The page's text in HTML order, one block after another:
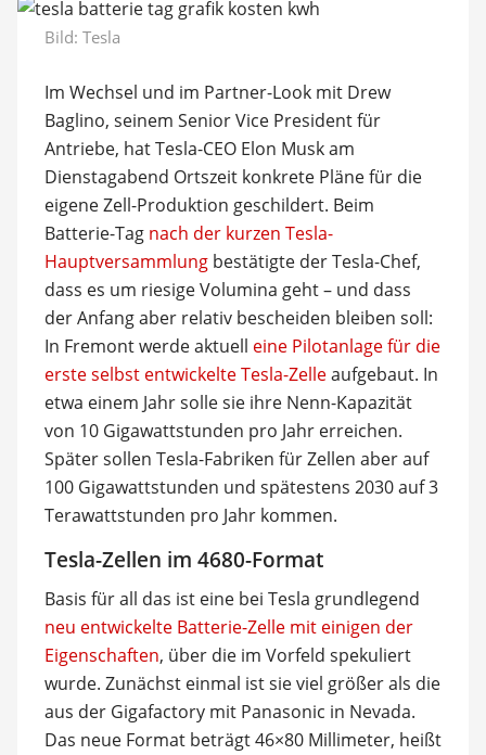
Bild: Tesla
Im Wechsel und im Partner-Look mit Drew
Baglino, seinem Senior Vice President für
Antriebe, hat Tesla-CEO Elon Musk am
Dienstagabend Ortszeit konkrete Pläne für die
eigene Zell-Produktion geschildert. Beim
Batterie-Tag nach der kurzen Tesla-
Hauptversammlungbestätigte der Tesla-Chef,
dass es um riesige Volumina geht – und dass
der Anfang aber relativ bescheiden bleiben soll:
In Fremont werde aktuell eine Pilotanlage für die
erste selbst entwickelte Tesla-Zelleaufgebaut. In
etwa einem Jahr solle sie ihre Nenn-Kapazität
von 10 Gigawattstunden pro Jahr erreichen.
Später sollen Tesla-Fabriken für Zellen aber auf
100 Gigawattstunden und spätestens 2030 auf 3
Terawattstunden pro Jahr kommen.
Tesla-Zellen im 4680-Format
Basis für all das ist eine bei Tesla grundlegend
neu entwickelte Batterie-Zelle mit einigen der
Eigenschaften, über die im Vorfeld spekuliert
wurde. Zunächst einmal ist sie viel größer als die
aus der Gigafactory mit Panasonic in Nevada.
Das neue Format beträgt 46×80 Millimeter, heißt